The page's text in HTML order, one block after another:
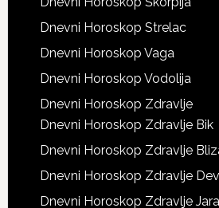
Dnevni Horoskop Strelac
Dnevni Horoskop Vaga
Dnevni Horoskop Vodolija
Dnevni Horoskop Zdravlje
Dnevni Horoskop Zdravlje Bik
Dnevni Horoskop Zdravlje
Dnevni Horoskop Zdravlje
Dnevni Horoskop Zdravlje